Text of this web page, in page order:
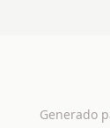
Generado